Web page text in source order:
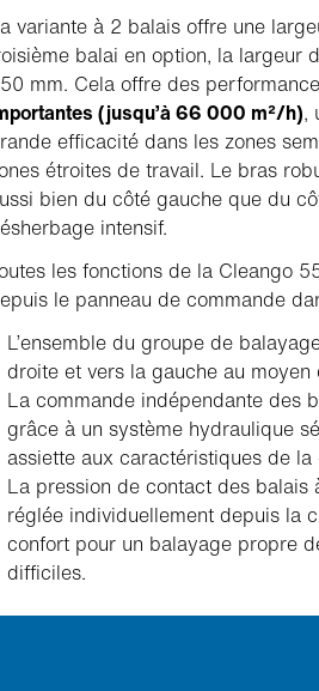
variante à 2 balais offre une
balai en option, la largeur
mm. Cela offre des
(jusqu’à 66 000 m²/h),
efficacité dans les zones
étroites de travail. Le bras
bien du côté gauche que du
intensif.
les fonctions de la Cleango
le panneau de commande
L’ensemble du groupe de
droite et vers la gauche au moyen
La commande indépendante des
grâce à un système hydraulique
assiette aux caractéristiques de
La pression de contact des
réglée individuellement depuis la
confort pour un balayage propre
difficiles.